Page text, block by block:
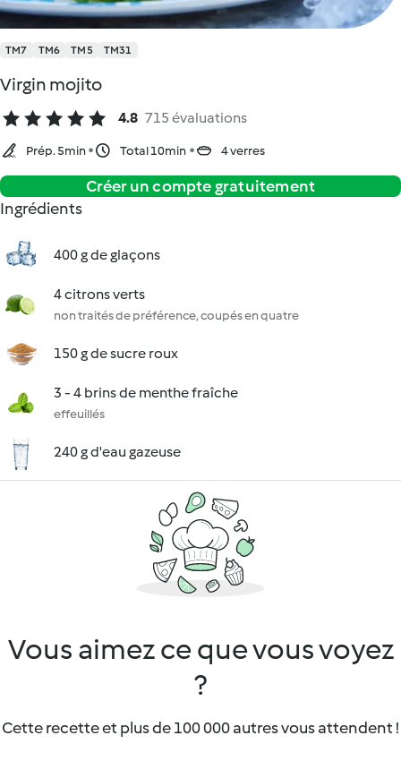
TM7 TM6 TM5 TM31
Virgin mojito
4.8 715 évaluations
Prép. 5min Total 10min 4 verres
Créer un compte gratuitement
Ingrédients
400 g de glaçons
4 citrons verts
non traités de préférence, coupés en quatre
150 g de sucre roux
3 - 4 brins de menthe fraîche
effeuillés
240 g d'eau gazeuse
Vous aimez ce que vous voyez
?
Cette recette et plus de 100 000 autres vous attendent !